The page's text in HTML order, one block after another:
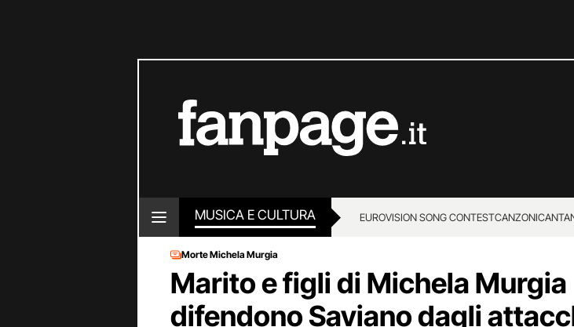
MUSICA E CULTURA EUROVISION SONG CONTESTCANZONI
Morte Michela Murgia
Marito e figli di Michela Murgia
difendono Saviano dagli